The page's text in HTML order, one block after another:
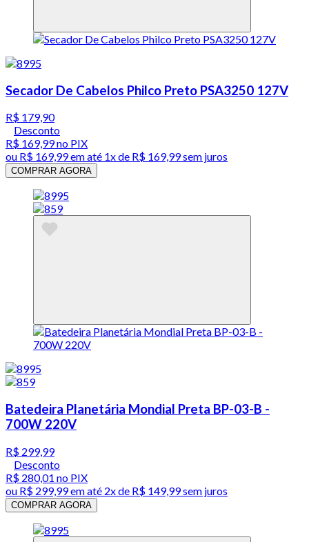
Secador De Cabelos Philco Preto PSA3250 127V
R$ 179,90
Desconto
R$ 169,99no PIX
ou R$ 169,99em até 1x de R$ 169,99sem juros
COMPRAR AGORA
Batedeira Planetária Mondial Preta BP-03-B -
700W 220V
R$ 299,99
Desconto
R$ 280,01 no PIX
ou R$ 299,99em até 2x de R$ 149,99 sem juros
COMPRAR AGORA